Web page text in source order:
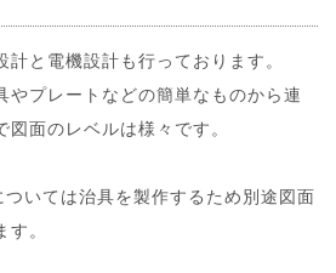
と電機設計も行っております。
やプレートなどの簡単なものから連
面のレベルは様々です。
いては治具を製作するため別途図面
。